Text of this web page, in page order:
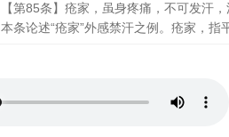
【第85条】疮家，虽身疼痛，不可发汗
本条论述“疮家”外感禁汗之例。疮家，